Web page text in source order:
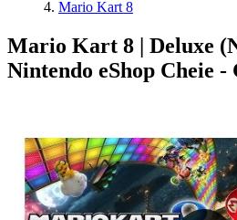
Mario Kart 8
Mario Kart 8 | Deluxe
Nintendo eShop Cheie